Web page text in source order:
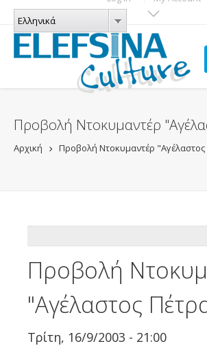
Παράκαμψη προς το κυρίως περιεχόμενο
ΓΛΏΣΣΕΣ
Ελληνικά
Ελληνικά
Προβολή Ντοκυμαντέρ
Αρχική Προβολή Ντοκυμαντέρ
Προβολή
"Αγέλαστος
Τρίτη, 16/9/2003 - 21:00